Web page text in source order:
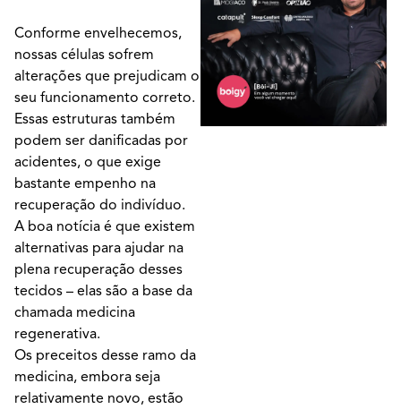
Conforme envelhecemos,
nossas células sofrem
alterações que prejudicam o
seu funcionamento correto.
Essas estruturas também
podem ser danificadas por
acidentes, o que exige
bastante empenho na
recuperação do indivíduo.
A boa notícia é que existem
alternativas para ajudar na
plena recuperação desses
tecidos – elas são a base da
chamada medicina
regenerativa.
Os preceitos desse ramo da
medicina, embora seja
relativamente novo, estão